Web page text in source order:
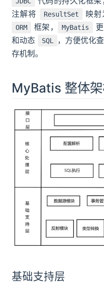
注解将
ResultSet 映射
ORM 框架， MyBatis
和动态 SQL
，方便优化
存机制。
MyBatis 整体
基础支持层